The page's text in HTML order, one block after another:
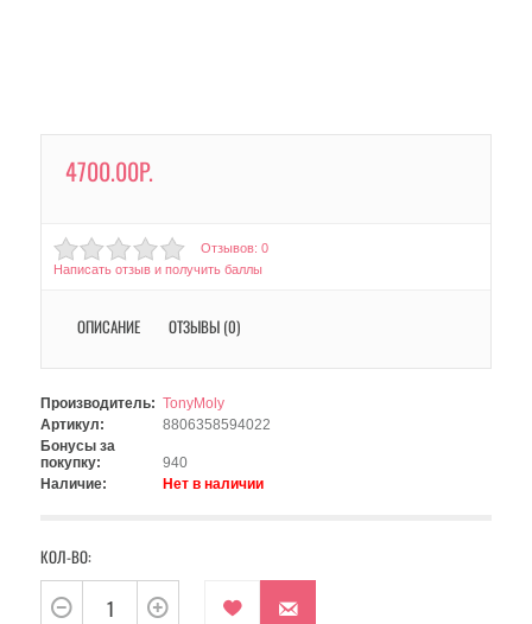
4700.00Р.
Отзывов: 0
Написать отзыв и получить баллы
ОПИСАНИЕ ОТЗЫВЫ (0)
Производитель: TonyMoly
Артикул:
8806358594022
Бонусы за
покупку:
940
Наличие:
Нет в наличии
КОЛ-ВО: